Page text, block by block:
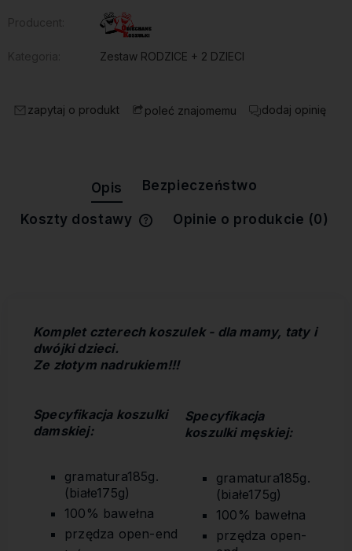
Zestaw RODZICE + 2 DZIECI
zapytaj o produkt poleć znajomemu dodaj opinię
Opis Bezpieczeństwo
Koszty dostawy
Cena nie zawiera ewentualnych
Opinie o produkcie (0)
Komplet czterech koszulek - dla mamy, taty i
dwójki dzieci.
Ze złotym nadrukiem!!!
Specyfikacja koszulki
damskiej:
gramatura185g.
(białe175g)
100% bawełna
przędza open-end
Specyfikacja
koszulki męskiej:
gramatura185g.
(białe175g)
100% bawełna
przędza open-